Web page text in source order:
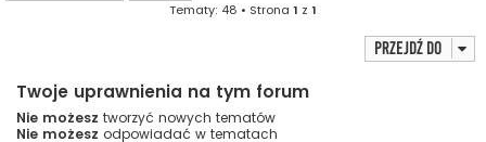
Tematy: 48 • Strona 1 z 1
Przejdź do
Twoje uprawnienia na tym forum
Nie możesz tworzyć nowych tematów
Nie możesz odpowiadać w tematach